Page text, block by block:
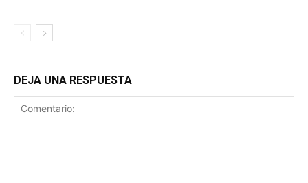
DEJA UNA RESPUESTA